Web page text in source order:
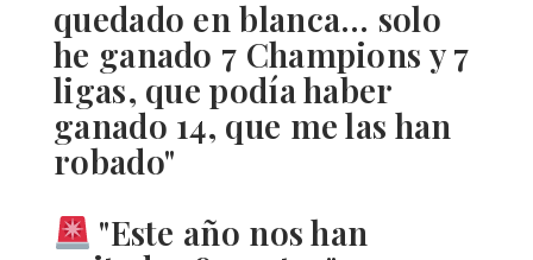
quedado en blanca… solo
he ganado 7 Champions y 7
ligas, que podía haber
ganado 14, que me las han
robado"
"Este año nos han